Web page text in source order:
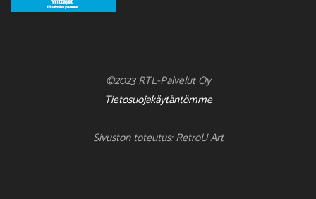
©2023 RTL-Palvelut Oy
Tietosuojakäytäntömme
Sivuston toteutus: RetroU Art